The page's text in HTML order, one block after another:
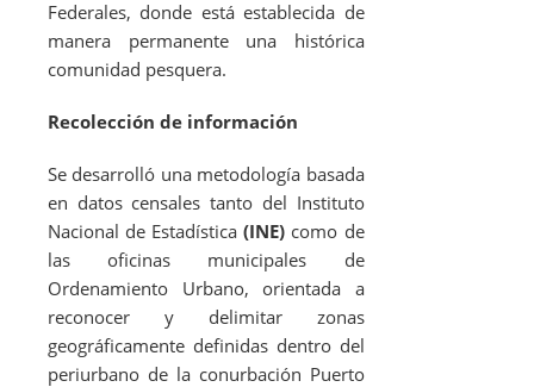
Federales, donde está establecida de
manera permanente una histórica
comunidad pesquera.
Recolección de información
Se desarrolló una metodología basada
en datos censales tanto del Instituto
Nacional de Estadística(INE) como de
las oficinas municipales de
Ordenamiento Urbano, orientada a
reconocer y delimitar zonas
geográficamente definidas dentro del
periurbano de la conurbación Puerto